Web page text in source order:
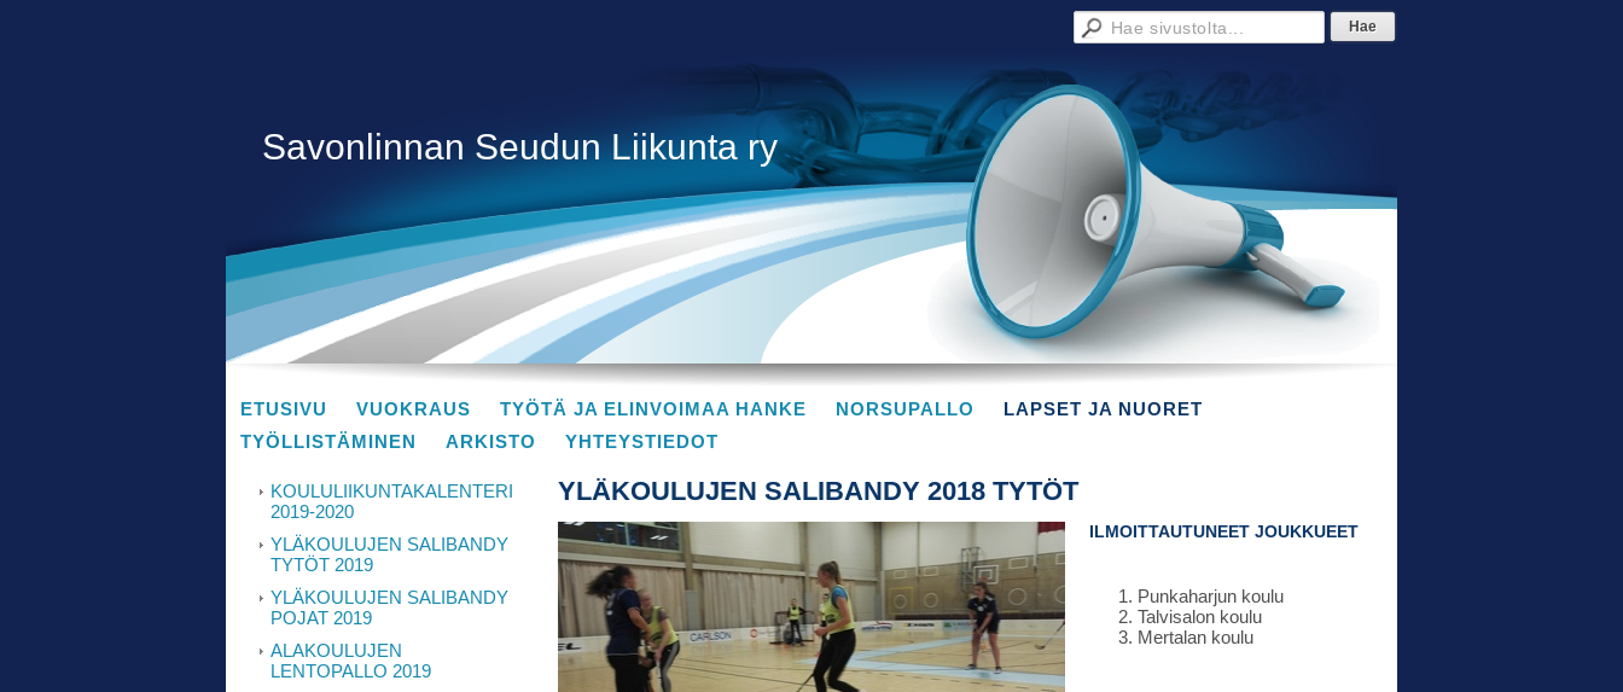
Savonlinnan Seudun Liikunta ry
ETUSIVU VUOKRAUS TYÖTÄ JA ELINVOIMAA HANKE NORSUPALLO
LAPSET JA NUORET
TYÖLLISTÄMINEN
ARKISTO YHTEYSTIEDOT
YLÄKOULUJEN SALIBANDY 2018 TYTÖT
ILMOITTAUTUNEET JOUKKUEET
Punkaharjun koulu
Talvisalon koulu
Mertalan koulu
KOULULIIKUNTAKALENTERI
2019-2020
YLÄKOULUJEN SALIBANDY
TYTÖT 2019
YLÄKOULUJEN SALIBANDY
POJAT 2019
ALAKOULUJEN
LENTOPALLO 2019